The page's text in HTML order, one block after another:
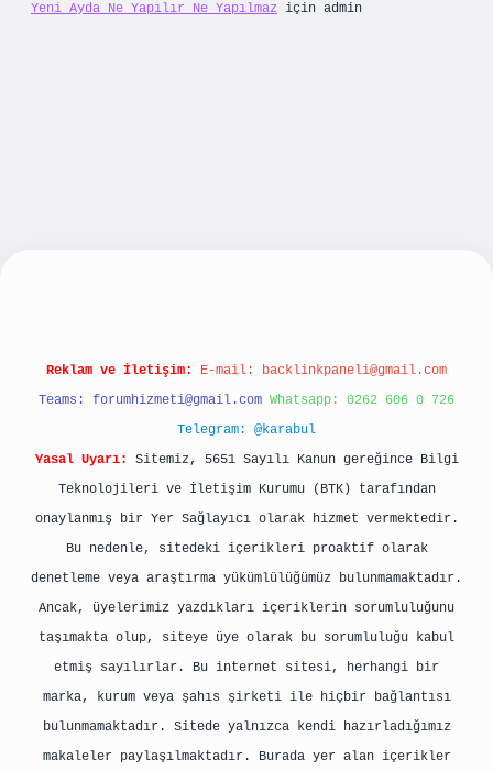
Yeni Ayda Ne Yapılır Ne Yapılmaz için admin
Reklam ve İletişim: E-mail: backlinkpaneli@gmail.com
Teams: forumhizmeti@gmail.com Whatsapp: 0262 606 0 726
Telegram: @karabul
Yasal Uyarı:
Sitemiz, 5651 Sayılı Kanun gereğince Bilgi
Teknolojileri ve İletişim Kurumu (BTK) tarafından
onaylanmış bir Yer Sağlayıcı olarak hizmet vermektedir.
Bu nedenle, sitedeki içerikleri proaktif olarak
denetleme veya araştırma yükümlülüğümüz bulunmamaktadır.
Ancak, üyelerimiz yazdıkları içeriklerin sorumluluğunu
taşımakta olup, siteye üye olarak bu sorumluluğu kabul
etmiş sayılırlar. Bu internet sitesi, herhangi bir
marka, kurum veya şahıs şirketi ile hiçbir bağlantısı
bulunmamaktadır. Sitede yalnızca kendi hazırladığımız
makaleler paylaşılmaktadır. Burada yer alan içerikler